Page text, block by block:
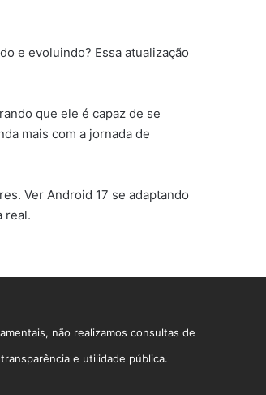
e evoluindo? Essa atualização
que ele é capaz de se
mais com a jornada de
Ver Android 17 se adaptando
real.
não realizamos consultas de
e utilidade pública.